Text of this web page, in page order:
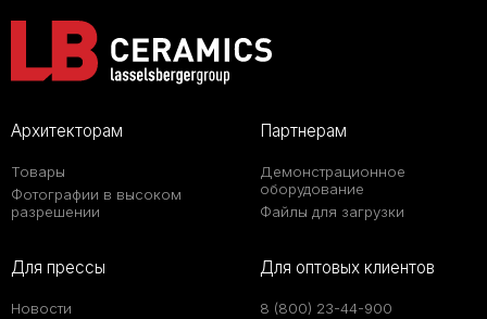
Архитекторам
Товары
Фотографии в высоком
разрешении
Партнерам
Демонстрационное
оборудование
Файлы для загрузки
Для прессы
Новости
Для оптовых клиентов
8 (800) 23-44-900